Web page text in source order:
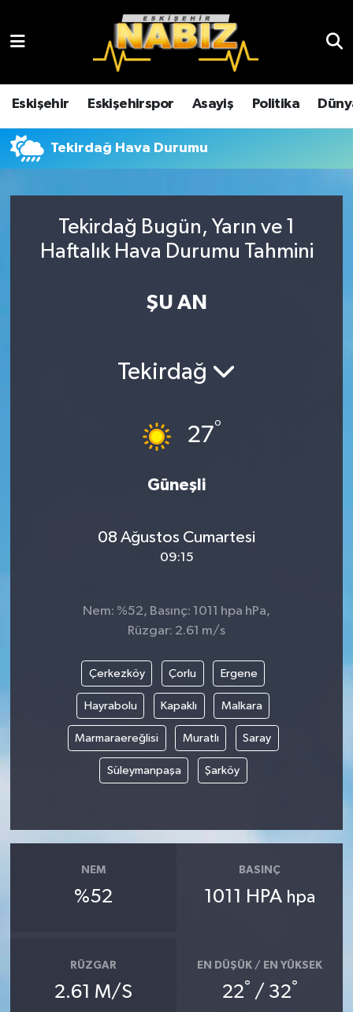
Eskişehir Eskişehirspor Asayiş Politika
Tekirdağ Hava Durumu
Tekirdağ Bugün, Yarın ve 1
Haftalık Hava Durumu Tahmini
ŞU AN
Tekirdağ
27°
Güneşli
08 Ağustos Cumartesi
09:15
Nem: %52, Basınç: 1011 hpa hPa,
Rüzgar: 2.61 m/s
Çerkezköy Çorlu Ergene
Hayrabolu Kapaklı Malkara
Marmaraereğlisi Muratlı Saray
Süleymanpaşa Şarköy
NEM
%52
BASINÇ
1011 HPA hpa
RÜZGAR
2.61 M/S
EN DÜŞÜK / EN YÜKSEK
22° / 32°
Çevre
Dünya
Ekonomi
Eskişehir
Yaşam
Yurttan
Eskişehir Hava Durumu
Eskişehir Trafik Yoğunluk Haritası
TFF 3.Lig 4.Grup Puan Durumu ve Fikstür
Son Dakika Haberleri
Haber Arşivi